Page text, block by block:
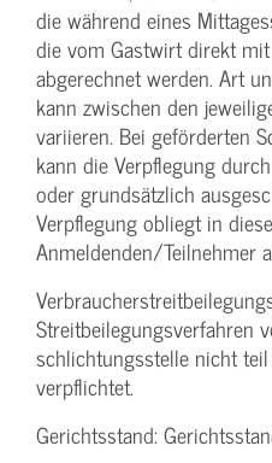
die während eines
die vom Gastwirt direkt
abgerechnet werden. Art
kann zwischen den
variieren. Bei geförderten
kann die Verpflegung
oder grundsätzlich
Verpflegung obliegt in
Anmeldenden/­Teilnehmer
Streit­beilegungs­verfahren
schlichtungs­stelle nicht
verpflichtet.
Gerichtsstand: